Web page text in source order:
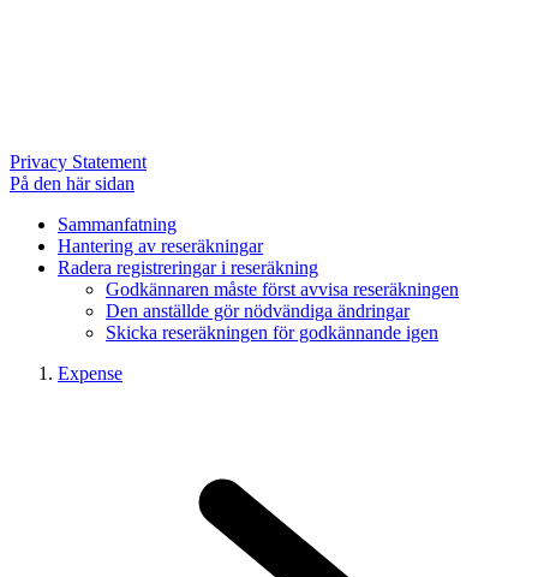
Privacy Statement
På den här sidan
Sammanfatning
Hantering av reseräkningar
Radera registreringar i reseräkning
Godkännaren måste först avvisa reseräkningen
Den anställde gör nödvändiga ändringar
Skicka reseräkningen för godkännande igen
Expense